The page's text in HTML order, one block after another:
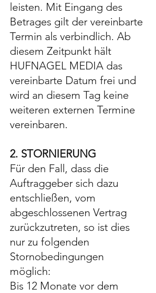
leisten. Mit Eingang des
Betrages gilt der vereinbarte
Termin als verbindlich. Ab
diesem Zeitpunkt hält
HUFNAGEL MEDIA das
vereinbarte Datum frei und
wird an diesem Tag keine
weiteren externen Termine
vereinbaren.
2. STORNIERUNG
Für den Fall, dass die
Auftraggeber sich dazu
entschließen, vom
abgeschlossenen Vertrag
zurückzutreten, so ist dies
nur zu folgenden
Stornobedingungen
möglich:
Bis 12 Monate vor dem